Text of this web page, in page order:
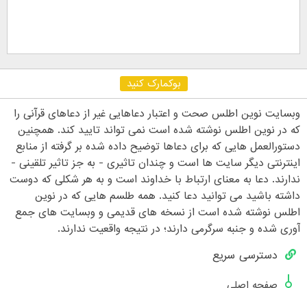
بوکمارک کنید
وبسایت نوین اطلس صحت و اعتبار دعاهایی غیر از دعاهای قرآنی را
که در نوین اطلس نوشته شده است نمی تواند تایید کند. همچنین
دستورالعمل هایی که برای دعاها توضیح داده شده بر گرفته از منابع
اینترنتی دیگر سایت ها است و چندان تاثیری - به جز تاثیر تلقینی -
ندارند. دعا به معنای ارتباط با خداوند است و به هر شکلی که دوست
داشته باشید می توانید دعا کنید. همه طلسم هایی که در نوین
اطلس نوشته شده است از نسخه های قدیمی و وبسایت های جمع
آوری شده و جنبه سرگرمی دارند؛ در نتیجه واقعیت ندارند.
دسترسی سریع